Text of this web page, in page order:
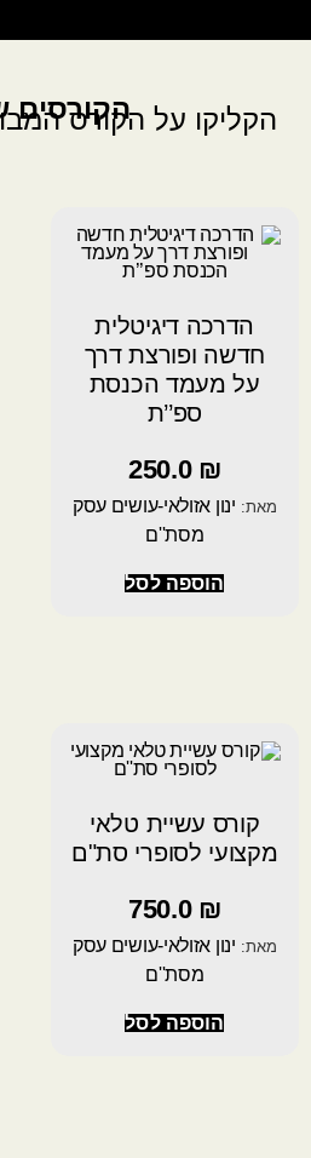
הקורסים
הקליקו על הקורס
הדרכה דיגיטלית
חדשה ופורצת דרך
על מעמד הכנסת
ספ’’ת
250.0 ₪
מאת: ינון אזולאי-עושים עסק
מסת''ם
הוספה לסל
קורס עשיית טלאי
מקצועי לסופרי סת"ם
750.0 ₪
מאת: ינון אזולאי-עושים עסק
מסת''ם
הוספה לסל